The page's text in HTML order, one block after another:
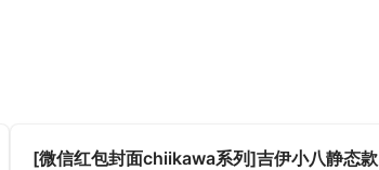
[微信红包封面chiikawa系列]吉伊小八静态款